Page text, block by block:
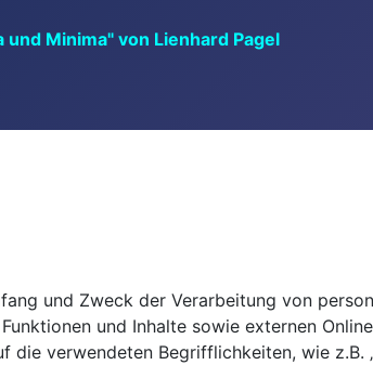
Minima" von Lienhard Pagel
und Zweck der Verarbeitung von
und Inhalte sowie externen
die verwendeten Begrifflichkeiten, wie